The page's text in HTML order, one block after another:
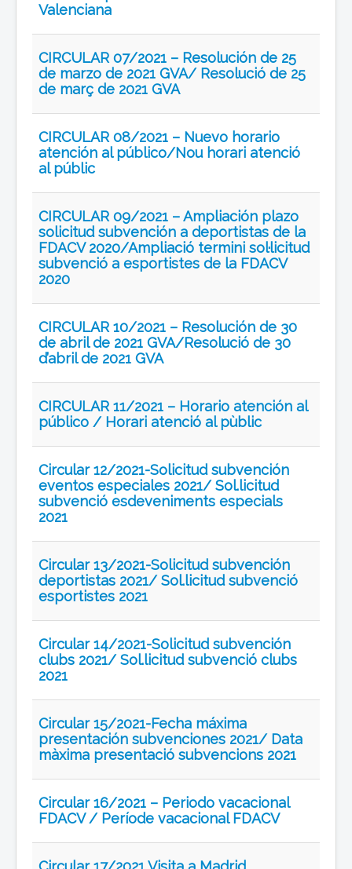
Valenciana
CIRCULAR 07/2021 – Resolución de 25
de marzo de 2021 GVA/ Resolució de 25
de març de 2021 GVA
CIRCULAR 08/2021 – Nuevo horario
atención al público/Nou horari atenció
al públic
CIRCULAR 09/2021 – Ampliación plazo
solicitud subvención a deportistas de la
FDACV 2020/Ampliació termini sol·licitud
subvenció a esportistes de la FDACV
2020
CIRCULAR 10/2021 – Resolución de 30
de abril de 2021 GVA/Resolució de 30
d’abril de 2021 GVA
CIRCULAR 11/2021 – Horario atención al
público / Horari atenció al pùblic
Circular 12/2021-Solicitud subvención
eventos especiales 2021/ Sol.licitud
subvenció esdeveniments especials
2021
Circular 13/2021-Solicitud subvención
deportistas 2021/ Sol.licitud subvenció
esportistes 2021
Circular 14/2021-Solicitud subvención
clubs 2021/ Sol.licitud subvenció clubs
2021
Circular 15/2021-Fecha máxima
presentación subvenciones 2021/ Data
màxima presentació subvencions 2021
Circular 16/2021 – Periodo vacacional
FDACV / Període vacacional FDACV